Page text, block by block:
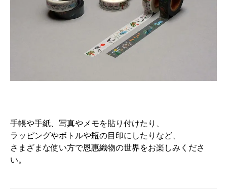
手帳や手紙、写真やメモを貼り付けたり、
ラッピングやボトルや瓶の目印にしたりなど、
さまざまな使い方で恩惠織物の世界をお楽しみくださ
い。